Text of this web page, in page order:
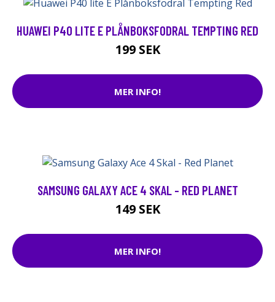
HUAWEI P40 LITE E PLÅNBOKSFODRAL TEMPTING RED
199 SEK
MER INFO!
SAMSUNG GALAXY ACE 4 SKAL - RED PLANET
149 SEK
MER INFO!